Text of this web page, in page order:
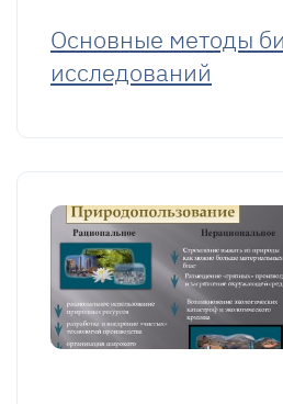
Основные методы
исследований